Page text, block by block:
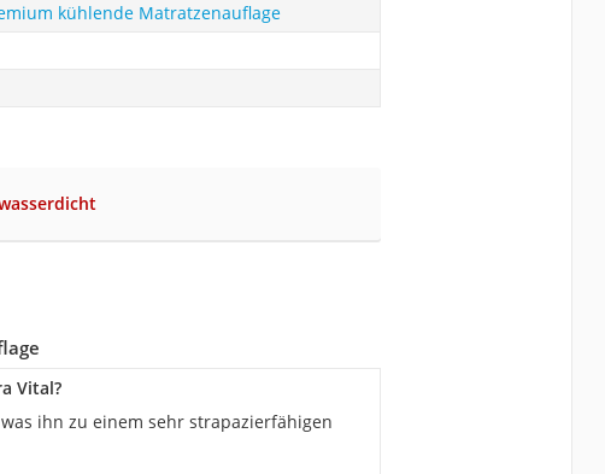
kühlende Matratzenauflage
Vital?
ihn zu einem sehr strapazierfähigen